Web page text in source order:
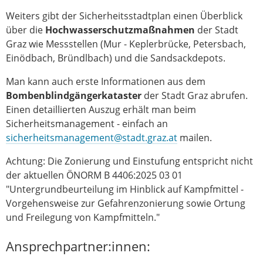
Weiters gibt der Sicherheitsstadtplan einen Überblick
über die Hochwasserschutzmaßnahmen der Stadt
Graz wie Messstellen (Mur - Keplerbrücke, Petersbach,
Einödbach, Bründlbach) und die Sandsackdepots.
Man kann auch erste Informationen aus dem
Bombenblindgängerkataster der Stadt Graz abrufen.
Einen detaillierten Auszug erhält man beim
Sicherheitsmanagement - einfach an
sicherheitsmanagement@stadt.graz.at mailen.
Achtung: Die Zonierung und Einstufung entspricht nicht
der aktuellen ÖNORM B 4406:2025 03 01
"Untergrundbeurteilung im Hinblick auf Kampfmittel -
Vorgehensweise zur Gefahrenzonierung sowie Ortung
und Freilegung von Kampfmitteln."
Ansprechpartner:innen: